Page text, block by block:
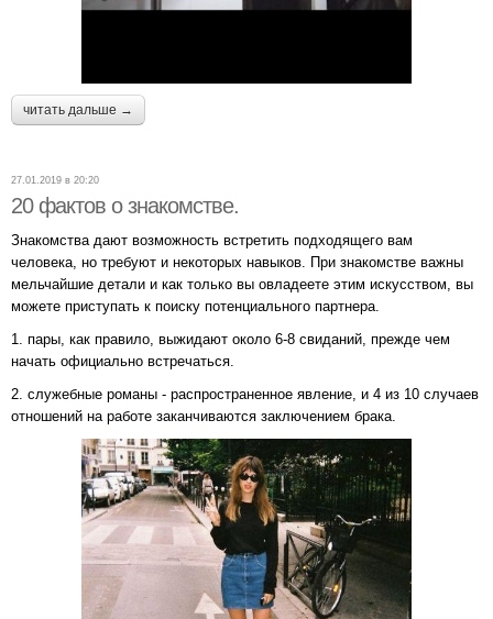
читать дальше →
27.01.2019 в 20:20
20 фактов о знакомстве.
Знакомства дают возможность встретить подходящего вам
человека, но требуют и некоторых навыков. При знакомстве важны
мельчайшие детали и как только вы овладеете этим искусством, вы
можете приступать к поиску потенциального партнера.
1. пары, как правило, выжидают около 6-8 свиданий, прежде чем
начать официально встречаться.
2. служебные романы - распространенное явление, и 4 из 10 случаев
отношений на работе заканчиваются заключением брака.